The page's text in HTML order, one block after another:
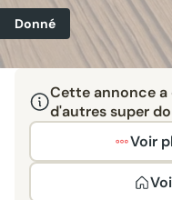
Donné
Cette annonce a
d'autres super
Voir